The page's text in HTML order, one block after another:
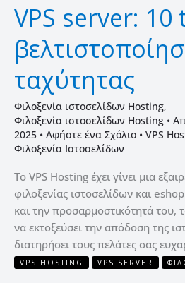
VPS server: 10
ταχύτητας
Φιλοξενία ιστοσελίδων Hosting,
Φιλοξενία ιστοσελίδων Hosting •
2025 • Αφήστε ένα Σχόλιο • VPS
Φιλοξενία Ιστοσελίδων
Το VPS Hosting έχει γίνει μια
φιλοξενίας ιστοσελίδων και
και την προσαρμοστικότητά του,
να εκτοξεύσει την απόδοση της
διατηρήσει τους πελάτες σας
VPS HOSTING VPS SERVER